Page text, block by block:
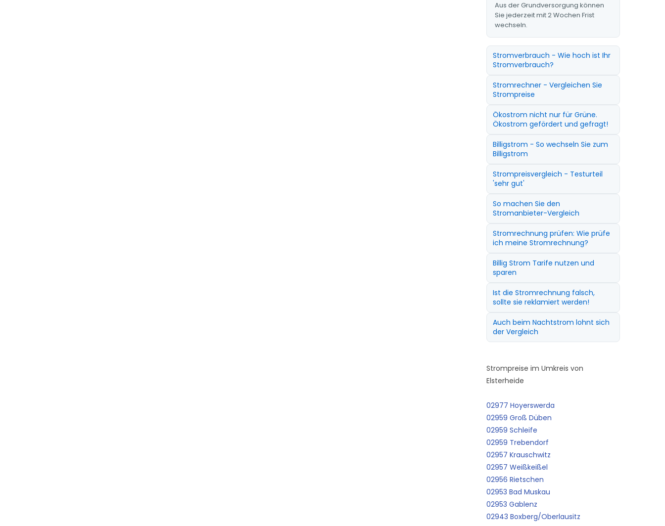
Aus der Grundversorgung können
Sie jederzeit mit 2 Wochen Frist
wechseln.
Stromverbrauch - Wie hoch ist Ihr
Stromverbrauch?
Stromrechner - Vergleichen Sie
Strompreise
Ökostrom nicht nur für Grüne.
Ökostrom gefördert und gefragt!
Billigstrom - So wechseln Sie zum
Billigstrom
Strompreisvergleich - Testurteil
'sehr gut'
So machen Sie den
Stromanbieter-Vergleich
Stromrechnung prüfen: Wie prüfe
ich meine Stromrechnung?
Billig Strom Tarife nutzen und
sparen
Ist die Stromrechnung falsch,
sollte sie reklamiert werden!
Auch beim Nachtstrom lohnt sich
der Vergleich
Strompreise im Umkreis von
Elsterheide
02977 Hoyerswerda
02959 Groß Düben
02959 Schleife
02959 Trebendorf
02957 Krauschwitz
02957 Weißkeißel
02956 Rietschen
02953 Bad Muskau
02953 Gablenz
02943 Boxberg/Oberlausitz